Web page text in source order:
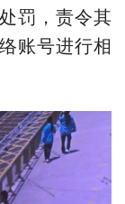
罚，责令其
账号进行相